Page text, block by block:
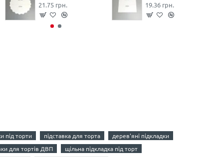
21.75 грн. 19.36 грн.
під торти підставка для торта
дерев'яні підкладки
для тортів ДВП
щільна підкладка під торт